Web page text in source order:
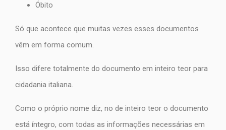
Óbito
Só que acontece que muitas vezes esses documentos
vêm em forma comum.
Isso difere totalmente do documento em inteiro teor para
cidadania italiana.
Como o próprio nome diz, no de inteiro teor o documento
está íntegro, com todas as informações necessárias em